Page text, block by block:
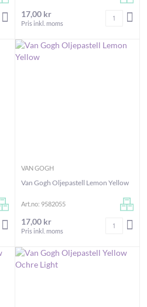
LÄGG I VARUKORGEN
17,00 kr
Pris inkl. moms
Antal
LÄGG I VARUKORGEN
VAN GOGH
Van Gogh Oljepastell Lemon Yellow
Art.no: 9582055
17,00 kr
Pris inkl. moms
Antal